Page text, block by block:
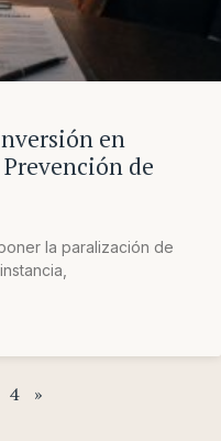
en
de
la paralización de
4 »